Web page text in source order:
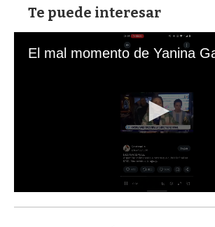
Te puede interesar
s